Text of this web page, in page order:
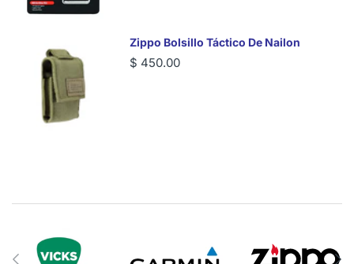
Zippo Bolsillo Táctico De Nailon
$ 450.00